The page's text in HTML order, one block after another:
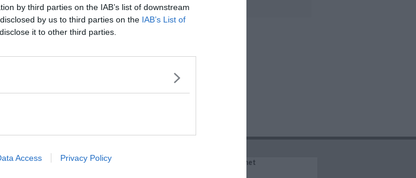
by third parties on the IAB’s list of downstream
by us to third parties on the IAB’s List of
it to other third parties.
Access Privacy Policy
RUBRICHE
IL NETWORK QuiNews.net